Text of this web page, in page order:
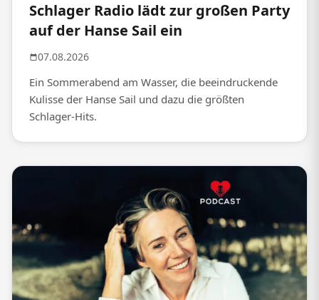
Schlager Radio lädt zur großen Party
auf der Hanse Sail ein
07.08.2026
Ein Sommerabend am Wasser, die beeindruckende
Kulisse der Hanse Sail und dazu die größten
Schlager-Hits.